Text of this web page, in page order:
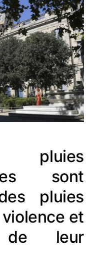
sont
pluies
et
leur